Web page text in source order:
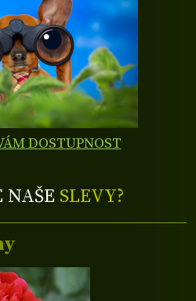
DOSTUPNOST
NAŠE SLEVY?